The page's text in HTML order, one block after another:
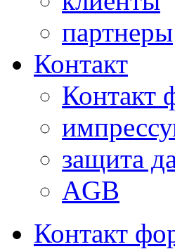
партнеры
Контакт
Контакт
защита
AGB
Контакт